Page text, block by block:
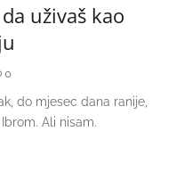
uživaš kao
0
do mjesec dana ranije,
Ali nisam.